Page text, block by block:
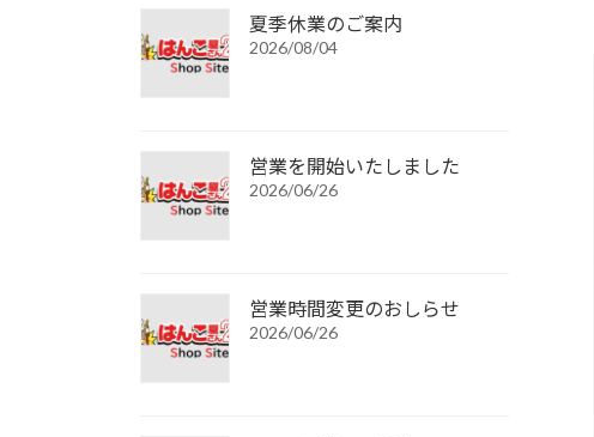
夏季休業のご案内
2026/08/04
営業を開始いたしました
2026/06/26
営業時間変更のおしらせ
2026/06/26